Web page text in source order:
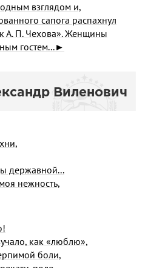
взглядом и,
сапога распахнул
А. П. Чехова». Женщины
гостем...►
Виленович
державной...
нежность,
как «люблю»,
боли,